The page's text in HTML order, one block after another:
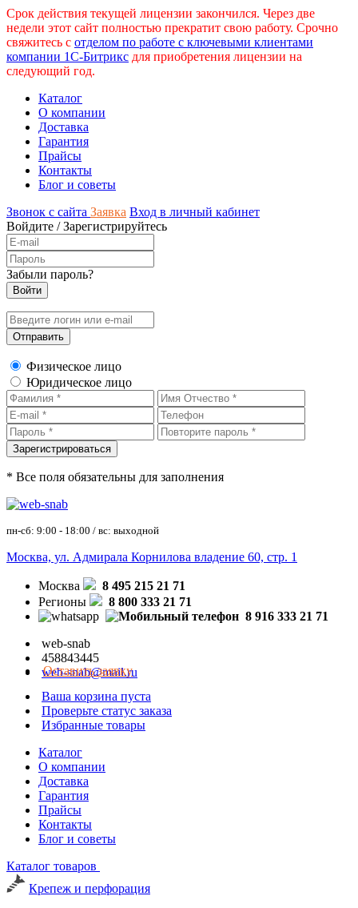
Срок действия текущей лицензии закончился. Через две
недели этот сайт полностью прекратит свою работу. Срочно
свяжитесь с отделом по работе с ключевыми клиентами
компании 1С-Битрикс для приобретения лицензии на
следующий год.
Каталог
О компании
Доставка
Гарантия
Прайсы
Контакты
Блог и советы
Звонок с сайта Заявка Вход в личный кабинет
Войдите /Зарегистрируйтесь
Забыли пароль?
Физическое лицо
Юридическое лицо
* Все поля обязательны для заполнения
пн-сб: 9:00 - 18:00 / вс: выходной
Москва, ул. Адмирала Корнилова владение 60, стр. 1
Москва
8 495 215 21 71
Регионы
8 800 333 21 71
8 916 333 21 71
web-snab
458843445
web-snab@mail.ru
Оставить заявку
Ваша корзина пуста
Проверьте статус заказа
Избранные товары
Каталог
О компании
Доставка
Гарантия
Прайсы
Контакты
Блог и советы
Каталог товаров
Крепеж и перфорация